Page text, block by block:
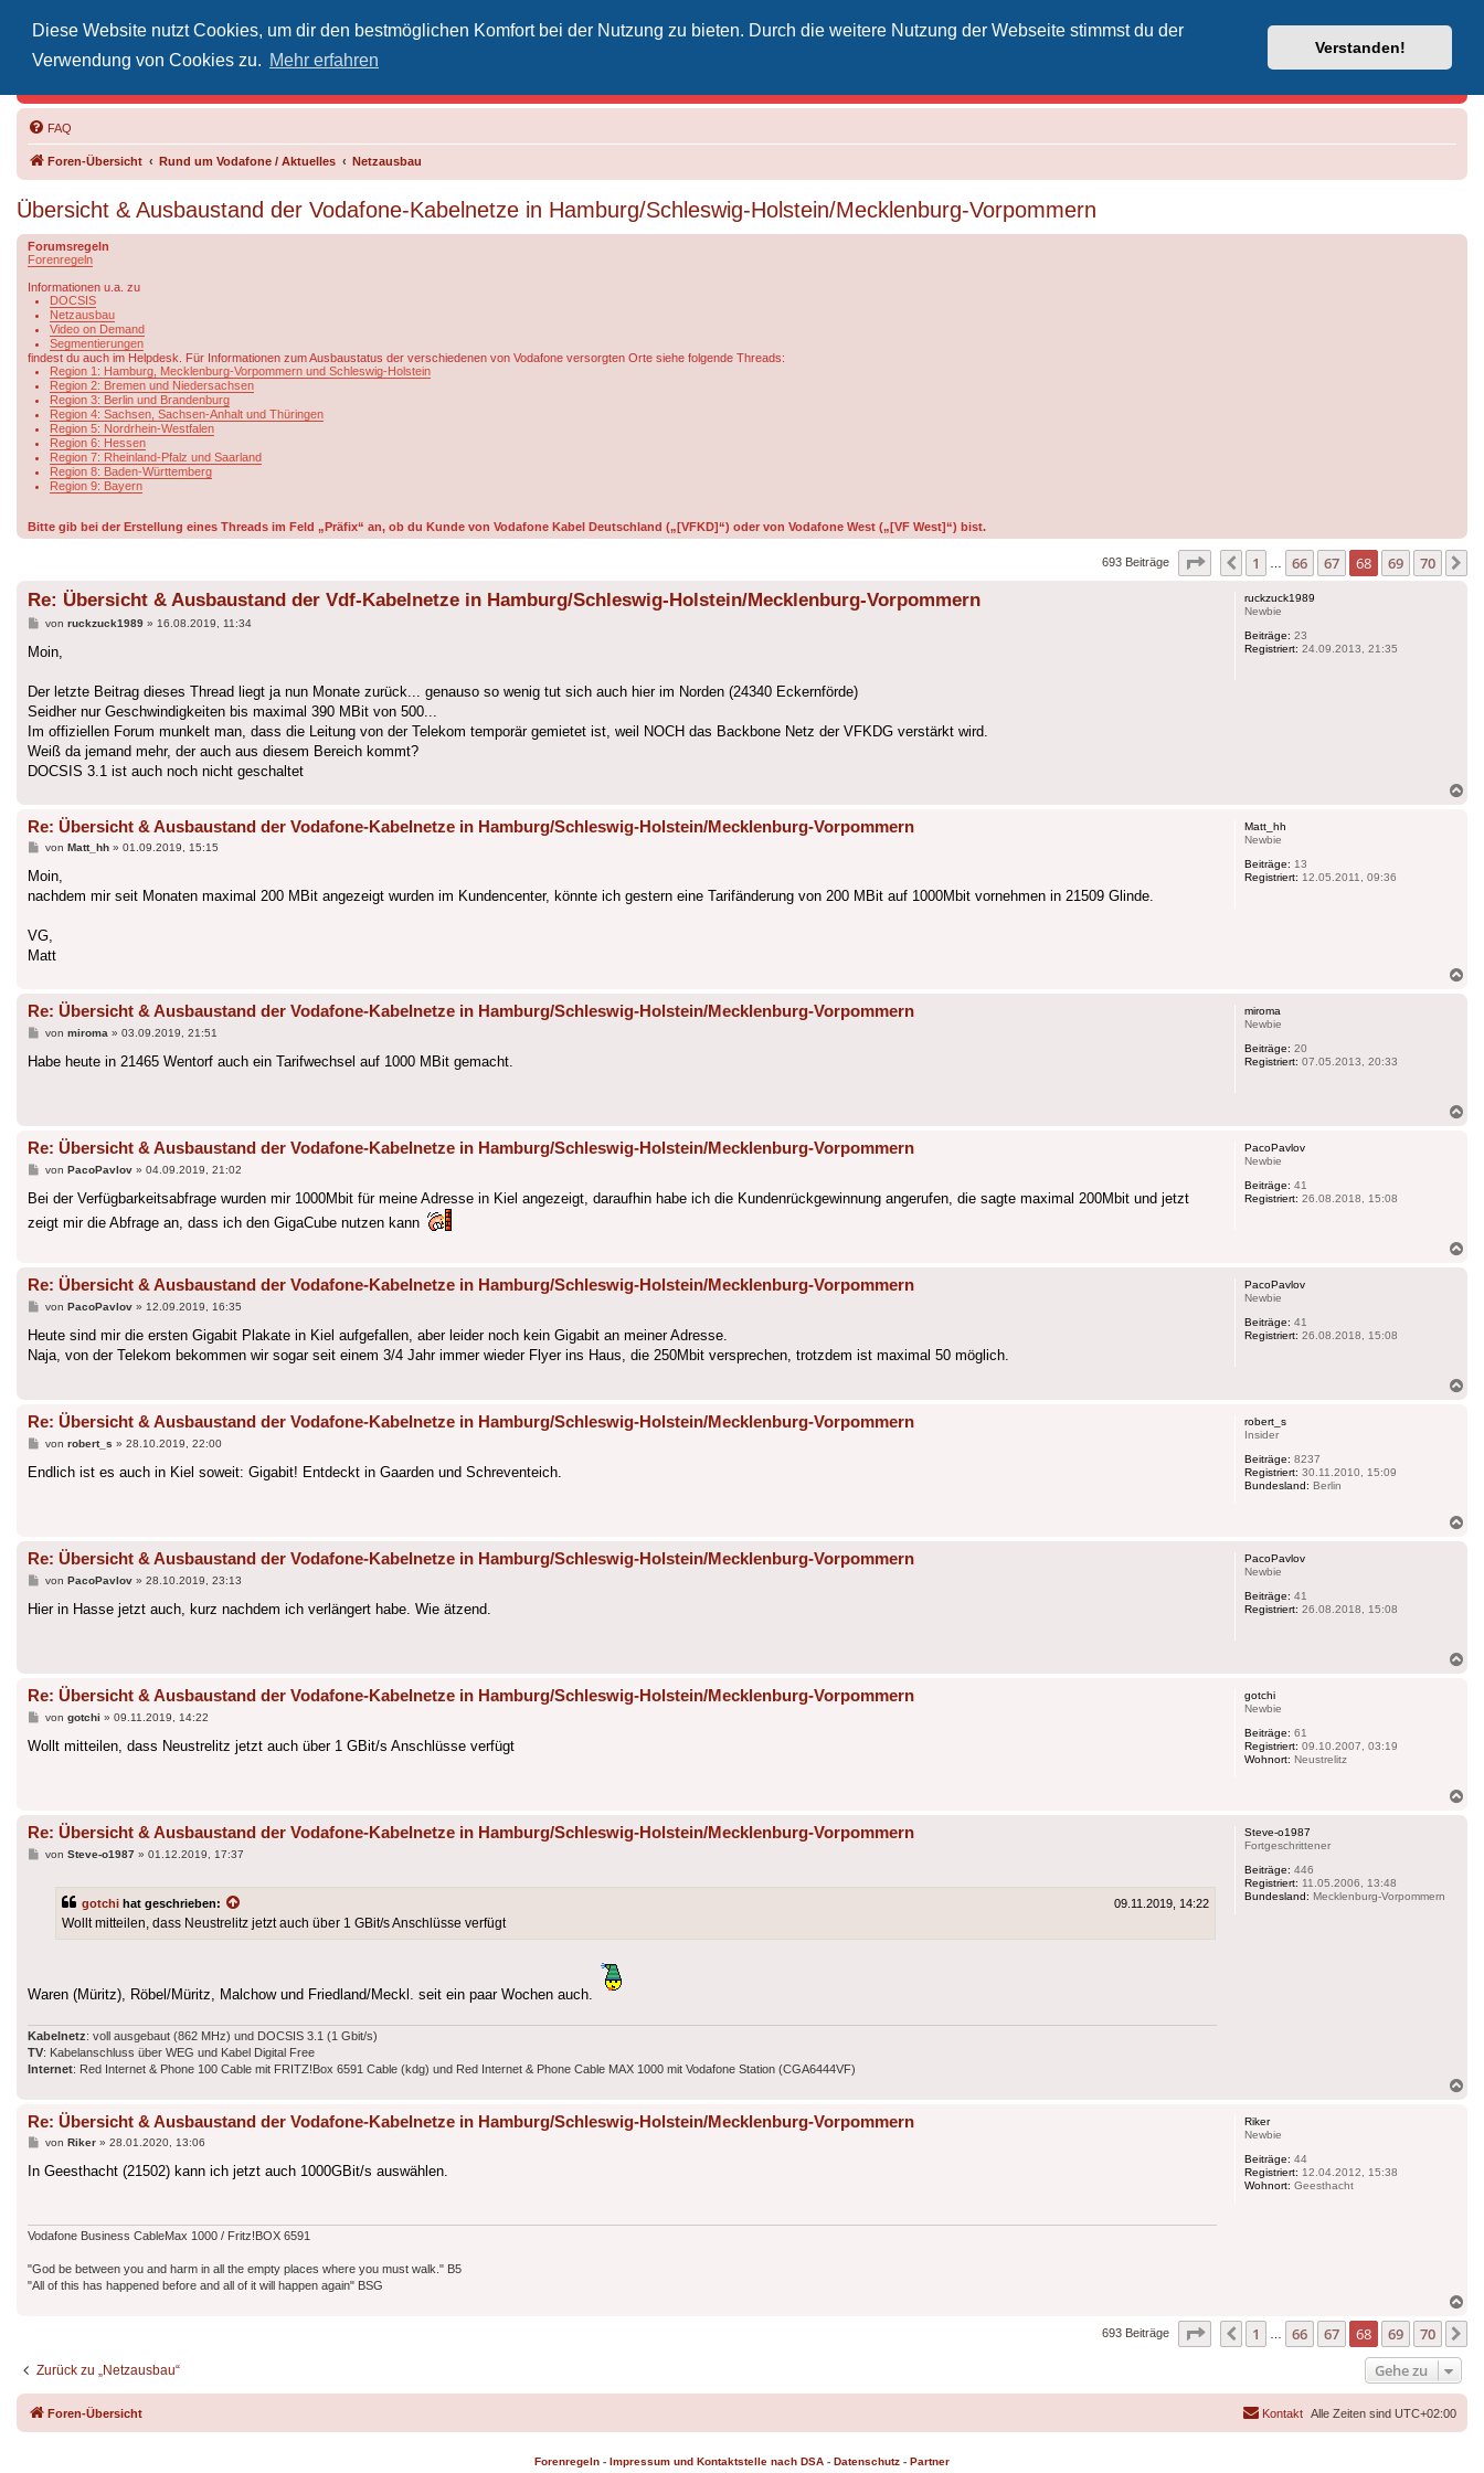
Diese Website nutzt Cookies, um dir den bestmöglichen Komfort bei der Nutzung zu bieten. Durch die weitere Nutzung der Webseite stimmst du der
Verwendung von Cookies zu. Mehr erfahren
Verstanden!
Vodafone-Kabel-Helpdesk
FAQ
Foren-Übersicht Rund um Vodafone / Aktuelles Netzausbau
Übersicht & Ausbaustand der Vodafone-Kabelnetze in Hamburg/Schleswig-Holstein/Mecklenburg-Vorpommern
Forumsregeln
Forenregeln
Informationen u.a. zu
DOCSIS
Netzausbau
Video on Demand
Segmentierungen
findest du auch im Helpdesk. Für Informationen zum Ausbaustatus der verschiedenen von Vodafone versorgten Orte siehe folgende Threads:
Region 1: Hamburg, Mecklenburg-Vorpommern und Schleswig-Holstein
Region 2: Bremen und Niedersachsen
Region 3: Berlin und Brandenburg
Region 4: Sachsen, Sachsen-Anhalt und Thüringen
Region 5: Nordrhein-Westfalen
Region 6: Hessen
Region 7: Rheinland-Pfalz und Saarland
Region 8: Baden-Württemberg
Region 9: Bayern
Bitte gib bei der Erstellung eines Threads im Feld „Präfix“ an, ob du Kunde von Vodafone Kabel Deutschland („[VFKD]“) oder von Vodafone West („[VF West]“) bist.
693 Beiträge Seite 68 70
Vorherige
1 66 67 68 69 70
ruckzuck1989
Newbie
Beiträge: 23
Registriert: 24.09.2013, 21:35
Re: Übersicht & Ausbaustand der Vdf-Kabelnetze in Hamburg/Schleswig-Holstein/Mecklenburg-Vorpommern
Beitrag
von ruckzuck1989» 16.08.2019, 11:34
Moin,
Der letzte Beitrag dieses Thread liegt ja nun Monate zurück... genauso so wenig tut sich auch hier im Norden (24340 Eckernförde)
Seidher nur Geschwindigkeiten bis maximal 390 MBit von 500...
Im offiziellen Forum munkelt man, dass die Leitung von der Telekom temporär gemietet ist, weil NOCH das Backbone Netz der VFKDG verstärkt wird.
Weiß da jemand mehr, der auch aus diesem Bereich kommt?
DOCSIS 3.1 ist auch noch nicht geschaltet
Matt_hh
Newbie
Beiträge: 13
Registriert: 12.05.2011, 09:36
Re: Übersicht & Ausbaustand der Vodafone-Kabelnetze in Hamburg/Schleswig-Holstein/Mecklenburg-Vorpommern
Beitrag
von Matt_hh» 01.09.2019, 15:15
Moin,
nachdem mir seit Monaten maximal 200 MBit angezeigt wurden im Kundencenter, könnte ich gestern eine Tarifänderung von 200 MBit auf 1000Mbit vornehmen in 21509 Glinde.
VG,
Matt
miroma
Newbie
Beiträge: 20
Registriert: 07.05.2013, 20:33
Re: Übersicht & Ausbaustand der Vodafone-Kabelnetze in Hamburg/Schleswig-Holstein/Mecklenburg-Vorpommern
Beitrag
von miroma » 03.09.2019, 21:51
Habe heute in 21465 Wentorf auch ein Tarifwechsel auf 1000 MBit gemacht.
PacoPavlov
Newbie
Beiträge: 41
Registriert: 26.08.2018, 15:08
Re: Übersicht & Ausbaustand der Vodafone-Kabelnetze in Hamburg/Schleswig-Holstein/Mecklenburg-Vorpommern
Beitrag
von PacoPavlov» 04.09.2019, 21:02
Bei der Verfügbarkeitsabfrage wurden mir 1000Mbit für meine Adresse in Kiel angezeigt, daraufhin habe ich die Kundenrückgewinnung angerufen, die sagte maximal 200Mbit und jetzt
zeigt mir die Abfrage an, dass ich den GigaCube nutzen kann
PacoPavlov
Newbie
Beiträge: 41
Registriert: 26.08.2018, 15:08
Re: Übersicht & Ausbaustand der Vodafone-Kabelnetze in Hamburg/Schleswig-Holstein/Mecklenburg-Vorpommern
Beitrag
von PacoPavlov» 12.09.2019, 16:35
Heute sind mir die ersten Gigabit Plakate in Kiel aufgefallen, aber leider noch kein Gigabit an meiner Adresse.
Naja, von der Telekom bekommen wir sogar seit einem 3/4 Jahr immer wieder Flyer ins Haus, die 250Mbit versprechen, trotzdem ist maximal 50 möglich.
robert_s
Insider
Beiträge: 8237
Registriert: 30.11.2010, 15:09
Bundesland: Berlin
Re: Übersicht & Ausbaustand der Vodafone-Kabelnetze in Hamburg/Schleswig-Holstein/Mecklenburg-Vorpommern
Beitrag
von robert_s » 28.10.2019, 22:00
Endlich ist es auch in Kiel soweit: Gigabit! Entdeckt in Gaarden und Schreventeich.
PacoPavlov
Newbie
Beiträge: 41
Registriert: 26.08.2018, 15:08
Re: Übersicht & Ausbaustand der Vodafone-Kabelnetze in Hamburg/Schleswig-Holstein/Mecklenburg-Vorpommern
Beitrag
von PacoPavlov» 28.10.2019, 23:13
Hier in Hasse jetzt auch, kurz nachdem ich verlängert habe. Wie ätzend.
gotchi
Newbie
Beiträge: 61
Registriert: 09.10.2007, 03:19
Wohnort: Neustrelitz
Re: Übersicht & Ausbaustand der Vodafone-Kabelnetze in Hamburg/Schleswig-Holstein/Mecklenburg-Vorpommern
Beitrag
von gotchi » 09.11.2019, 14:22
Wollt mitteilen, dass Neustrelitz jetzt auch über 1 GBit/s Anschlüsse verfügt
Steve-o1987
Fortgeschrittener
Beiträge: 446
Registriert: 11.05.2006, 13:48
Bundesland: Mecklenburg-Vorpommern
Re: Übersicht & Ausbaustand der Vodafone-Kabelnetze in Hamburg/Schleswig-Holstein/Mecklenburg-Vorpommern
Beitrag
von Steve-o1987» 01.12.2019, 17:37
gotchi hat geschrieben: 09.11.2019, 14:22
Wollt mitteilen, dass Neustrelitz jetzt auch über 1 GBit/s Anschlüsse verfügt
Waren (Müritz), Röbel/Müritz, Malchow und Friedland/Meckl. seit ein paar Wochen auch.
Kabelnetz: voll ausgebaut (862 MHz) und DOCSIS 3.1 (1 Gbit/s)
TV: Kabelanschluss über WEG und Kabel Digital Free
Internet: Red Internet & Phone 100 Cable mit FRITZ!Box 6591 Cable (kdg) und Red Internet & Phone Cable MAX 1000 mit Vodafone Station (CGA6444VF)
Riker
Newbie
Beiträge: 44
Registriert: 12.04.2012, 15:38
Wohnort: Geesthacht
Re: Übersicht & Ausbaustand der Vodafone-Kabelnetze in Hamburg/Schleswig-Holstein/Mecklenburg-Vorpommern
Beitrag
von Riker» 28.01.2020, 13:06
In Geesthacht (21502) kann ich jetzt auch 1000GBit/s auswählen.
Vodafone Business CableMax 1000 / Fritz!BOX 6591
"God be between you and harm in all the empty places where you must walk." B5
"All of this has happened before and all of it will happen again" BSG
693 Beiträge Seite 68 von 70
Vorherige
1 66 67 68 69 70
Zurück zu „Netzausbau“ Gehe zu
Foren-Übersicht Alle Zeiten sind UTC+02:00
Kontakt
Forenregeln - Impressum und Kontaktstelle nach DSA - Datenschutz - Partner